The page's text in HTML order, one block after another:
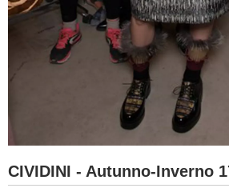
CIVIDINI - Autunno-Inverno